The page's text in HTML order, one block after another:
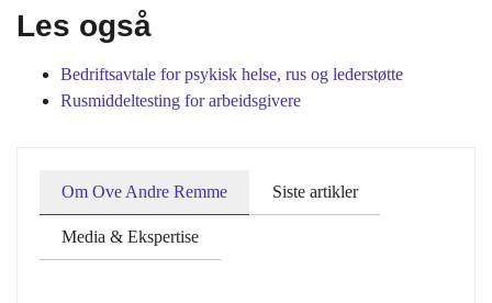
Les også
Bedriftsavtale for psykisk helse, rus og lederstøtte
Rusmiddeltesting for arbeidsgivere
Om Ove Andre Remme Siste artikler
Media & Ekspertise